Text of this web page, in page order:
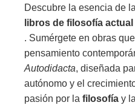
Descubre la esencia de
libros de filosofía actual
. Sumérgete en obras
pensamiento
Autodidacta, diseñada
autónomo y el
pasión por la filosofía y